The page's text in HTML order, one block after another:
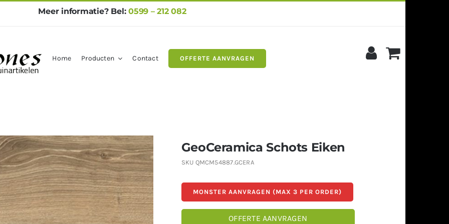
Meer informatie? Bel:0599 – 212 082
Home Producten Contact OFFERTE AANVRAGEN
GeoCeramica Schots Eiken
SKU QMCM54887.GCERA
MONSTER AANVRAGEN (MAX 3 PER ORDER)
OFFERTE AANVRAGEN